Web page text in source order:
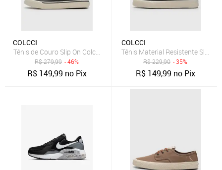
COLCCI
Tênis de Couro Slip On Colcci Conforto Preto
R$279,99 - 46%
R$ 149,99 no Pix
COLCCI
Tênis Material Resistente Slip
R$229,90 - 35%
R$ 149,99 no Pix